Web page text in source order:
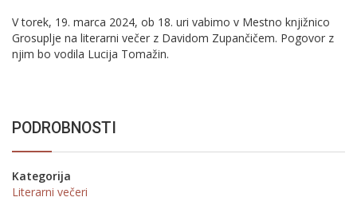
V torek, 19. marca 2024, ob 18. uri vabimo v Mestno knjižnico
Grosuplje na literarni večer z Davidom Zupančičem. Pogovor z
njim bo vodila Lucija Tomažin.
PODROBNOSTI
Kategorija
Literarni večeri